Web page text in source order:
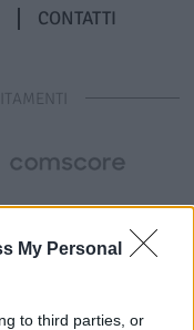
My Personal
to third parties, or
CONTATTI